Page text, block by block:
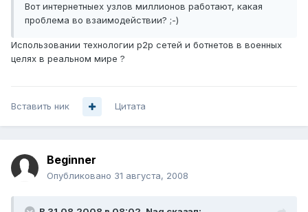
Вот интернетныех узлов миллионов работают, какая
проблема во взаимодействии? ;-)
Использовании технологии p2p сетей и ботнетов в военных
целях в реальном мире ?
Вставить ник Цитата
Beginner
Опубликовано 31 августа, 2008